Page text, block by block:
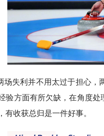
场失利并不用太过于担心
验方面有所欠缺，在角度
有收获总归是一件好事。